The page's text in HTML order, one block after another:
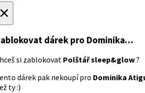
dárek pro Dominika…
si zablokovat Polštář sleep&glow?
dárek pak nekoupí pro Dominika
ty :)